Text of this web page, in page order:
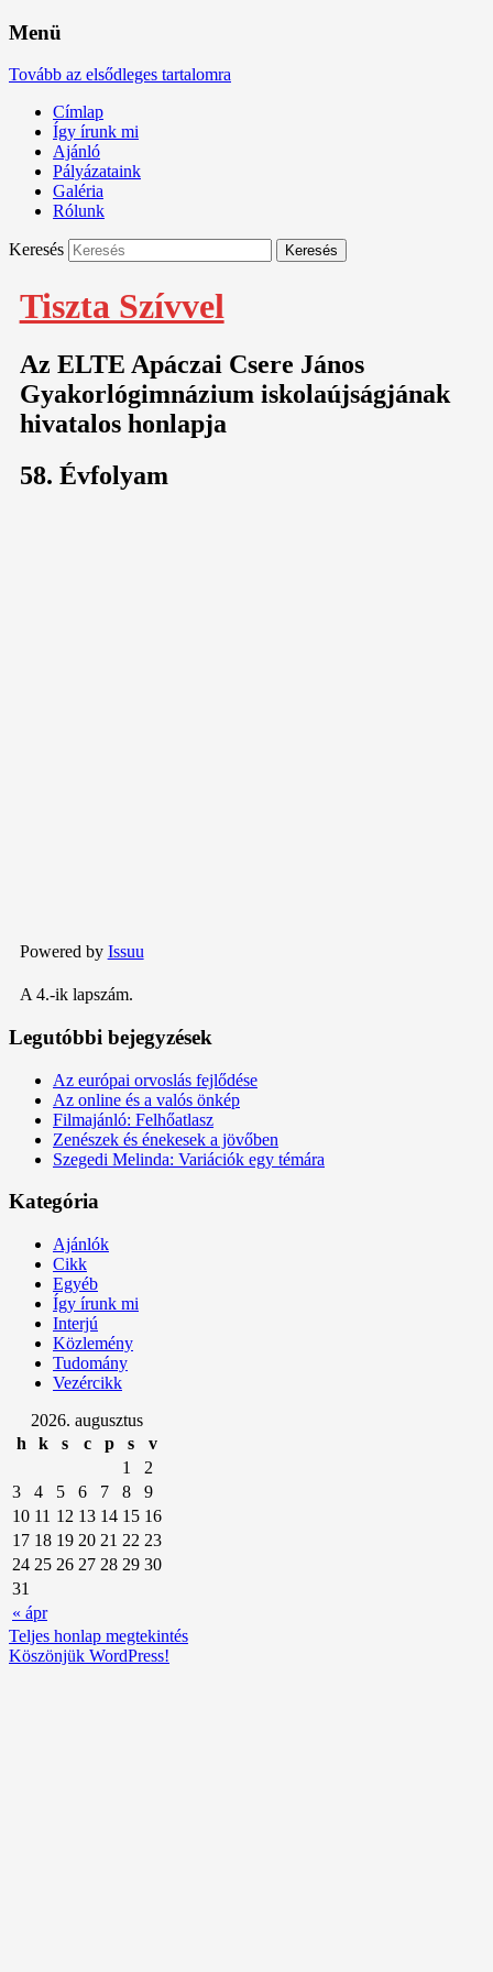
Menü
Tovább az elsődleges tartalomra
Címlap
Így írunk mi
Ajánló
Pályázataink
Galéria
Rólunk
Keresés
Tiszta Szívvel
Az ELTE Apáczai Csere János
Gyakorlógimnázium iskolaújságjának
hivatalos honlapja
58. Évfolyam
Powered by Issuu
A 4.-ik lapszám.
Legutóbbi bejegyzések
Az európai orvoslás fejlődése
Az online és a valós önkép
Filmajánló: Felhőatlasz
Zenészek és énekesek a jövőben
Szegedi Melinda: Variációk egy témára
Kategória
Ajánlók
Cikk
Egyéb
Így írunk mi
Interjú
Közlemény
Tudomány
Vezércikk
2026. augusztus
h
k s c p s v
« ápr
1
2
3
4 5 6 7 8
9
10 11 12 13 14 15 16
17 18 19 20 21 22 23
24 25 26 27 28 29 30
31
Teljes honlap megtekintés
Köszönjük WordPress!